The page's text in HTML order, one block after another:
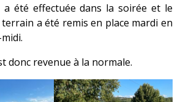
été effectuée dans la soirée et le
a été remis en place mardi en
donc revenue à la normale.